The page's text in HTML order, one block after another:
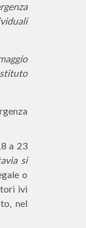
a 23
si
o
ivi
nel